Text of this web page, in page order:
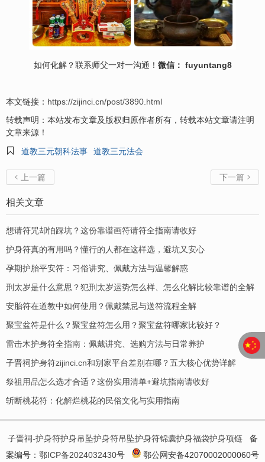
如何化解？联系师父一对一沟通！ 微信： fuyuntang8
本文链接： https://zijinci.cn/post/3890.html
转载声明：本站发布文章及版权归原作者所有，转载本站文章请注明
文章来源！

道教三元朝科法事 道教三元法会
 上一篇 下一篇 
相关文章
想请符咒却怕踩坑？这份靠谱画符请符全指南请收好
护身符真的有用吗？懂行的人都在这样选，避坑又安心
孕期护胎平安符：习俗讲究、佩戴方法与温馨解惑
刑太岁是什么意思？犯刑太岁运势怎么样、怎么化解比较靠谱的全解
安胎符在道教中如何使用？佩戴禁忌与送符流程全解
聚宝盆符是什么？聚宝盆符怎么用？聚宝盆符哪家比较好？
​雷击木护身符全指南：佩戴讲究、选购方法与日常养护
子晋祠护身符zijinci.cn和别家平台差别在哪？五大核心优势详解
祭祖用品怎么选才合适？这份实用清单+避坑指南请收好
斩断桃花符：化解烂桃花的民俗文化与实用指南
子晋祠-护身符护身吊坠护身符吊坠护身符锦囊护身福袋护身项链备
案编号： 鄂ICP备2024032430号 鄂公网安备42070002000060号